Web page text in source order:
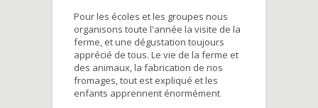
Pour les écoles et les groupes nous
organisons toute l'année la visite de la
ferme, et une dégustation toujours
apprécié de tous. Le vie de la ferme et
des animaux, la fabrication de nos
fromages, tout est expliqué et les
enfants apprennent énormément